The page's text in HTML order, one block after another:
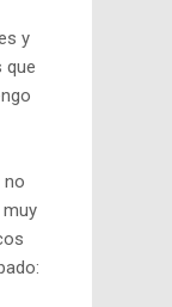
y
que
no